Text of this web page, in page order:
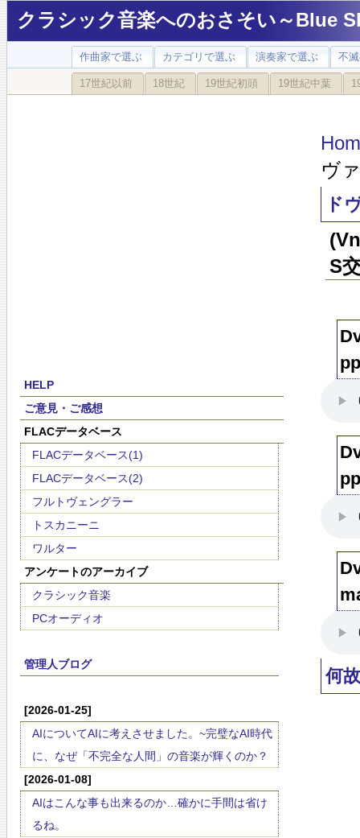
クラシック音楽へのおさそい～Blue
作曲家で選ぶ カテゴリで選ぶ 演奏家で選ぶ 不
17世紀以前 18世紀 19世紀初頭 19世紀中葉
HELP
ご意見・ご感想
FLACデータベース
FLACデータベース(1)
FLACデータベース(2)
フルトヴェングラー
トスカニーニ
ワルター
アンケートのアーカイブ
クラシック音楽
PCオーディオ
管理人ブログ
[2026-01-25]
AIについてAIに考えさせました。~完璧なAI時代
に、なぜ「不完全な人間」の音楽が輝くのか？
[2026-01-08]
AIはこんな事も出来るのか…確かに手間は省け
るね。
ヴ
ド
S
何